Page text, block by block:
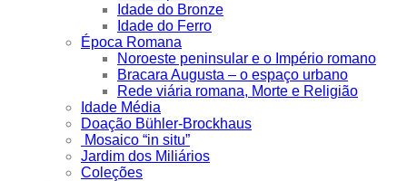
Idade do Bronze
Idade do Ferro
Época Romana
Noroeste peninsular e o Império romano
Bracara Augusta – o espaço urbano
Rede viária romana, Morte e Religião
Idade Média
Doação Bühler-Brockhaus
Mosaico “in situ”
Jardim dos Miliários
Coleções